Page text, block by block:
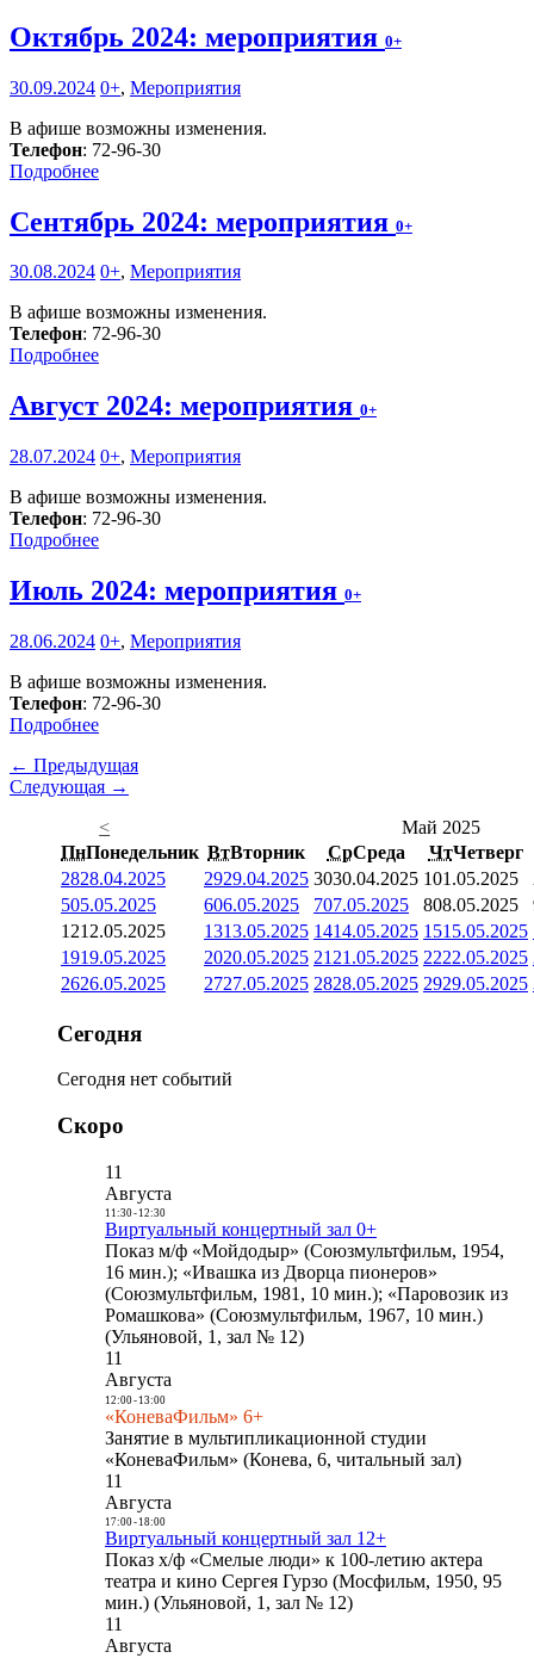
Октябрь 2024: мероприятия 0+
30.09.2024 0+, Мероприятия
В афише возможны изменения.
Телефон: 72-96-30
Подробнее
Сентябрь 2024: мероприятия 0+
30.08.2024 0+, Мероприятия
В афише возможны изменения.
Телефон: 72-96-30
Подробнее
Август 2024: мероприятия 0+
28.07.2024 0+, Мероприятия
В афише возможны изменения.
Телефон: 72-96-30
Подробнее
Июль 2024: мероприятия 0+
28.06.2024 0+, Мероприятия
В афише возможны изменения.
Телефон: 72-96-30
Подробнее
← Предыдущая
Следующая →
<
Май 2025
ПнПонедельник ВтВторник СрСреда ЧтЧетверг
2828.04.2025 2929.04.2025 3030.04.2025 101.05.2025
505.05.2025 606.05.2025 707.05.2025 808.05.2025
1212.05.2025 1313.05.2025 1414.05.2025 1515.05.2025
1919.05.2025 2020.05.2025 21 21.05.2025 2222.05.2025
2626.05.2025 2727.05.2025 2828.05.2025 2929.05.2025
Сегодня
Сегодня нет событий
Скоро
11
Августа
11:30- 12:30
Виртуальный концертный зал 0+
Показ м/ф «Мойдодыр» (Союзмультфильм, 1954,
16 мин.); «Ивашка из Дворца пионеров»
(Союзмультфильм, 1981, 10 мин.); «Паровозик из
Ромашкова» (Союзмультфильм, 1967, 10 мин.)
(Ульяновой, 1, зал № 12)
11
Августа
12:00- 13:00
«КоневаФильм» 6+
Занятие в мультипликационной студии
«КоневаФильм» (Конева, 6, читальный зал)
11
Августа
17:00- 18:00
Виртуальный концертный зал 12+
Показ х/ф «Смелые люди» к 100-летию актера
театра и кино Сергея Гурзо (Мосфильм, 1950, 95
мин.) (Ульяновой, 1, зал № 12)
11
Августа